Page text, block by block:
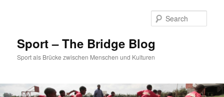
Sport – The Bridge Blog
Sport als Brücke zwischen Menschen und Kulturen